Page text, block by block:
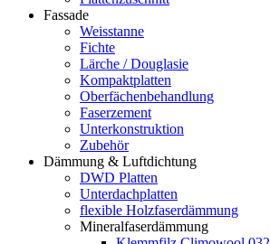
Fassade
Weisstanne
Fichte
Lärche / Douglasie
Kompaktplatten
Oberfächenbehandlung
Faserzement
Unterkonstruktion
Zubehör
Dämmung & Luftdichtung
DWD Platten
Unterdachplatten
flexible Holzfaserdämmung
Mineralfaserdämmung